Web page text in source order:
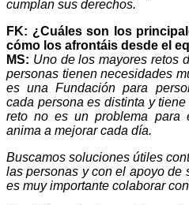
cumplan sus derechos.
FK: ¿Cuáles son los
cómo los afrontáis desde el
MS: Uno de los mayores retos
personas tienen necesidades
es una Fundación para
cada persona es distinta y
reto no es un problema para
anima a mejorar cada día.
Buscamos soluciones útiles
las personas y con el apoyo de
es muy importante colaborar